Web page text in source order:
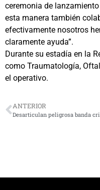
ceremonia de
esta manera también
efectivamente nosotros
claramente ayuda”.
Durante su estadía en la
como Traumatología,
el operativo.
ANTERIOR
Desarticulan peligrosa banda